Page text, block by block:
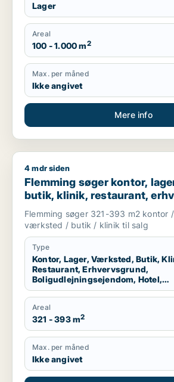
Lager
Areal
100 - 1.000 m2
Max. per måned
Ikke angivet
Mere info
Flemming søger kontor, lager,
4 mdr siden
Flemming søger kontor,
butik, klinik, restaurant,
boligudlejningsejendom,
produktionslokaler eller
Kolding, Christiansfeld eller
Flemming søger 321-393 m2 kontor
værksted / butik / klinik til salg
Type
Kontor, Lager, Værksted, Butik,
Restaurant, Erhvervsgrund,
Boligudlejningsejendom, Hotel,
Produktionslokaler, Garage
Areal
321 - 393 m2
Max. per måned
Ikke angivet